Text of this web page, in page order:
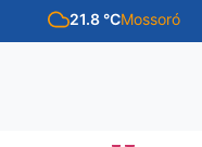
21.8 °CMossoró